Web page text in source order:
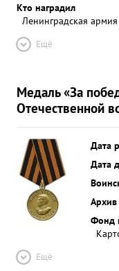
Кто наградил
Ленинградская
Ещё
Медаль «За
Отечественной
Дата
Дата
Архив
Фонд
Ещё